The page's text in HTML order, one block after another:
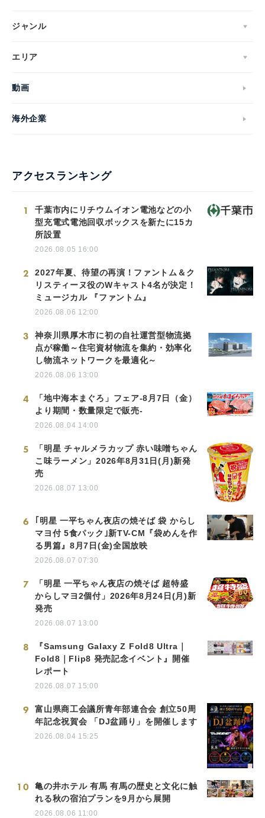
ジャンル
エリア
動画
海外企業
アクセスランキング
1
千葉市内にリチウムイオン電池などの小
型充電式電池回収ボックスを新たに15カ
所設置
2026.08.05 16:00
2
2027年夏、待望の再演！ファントム＆ク
リスティーヌ役のWキャスト4名が決定！
ミュージカル 『ファントム』
2026.08.06 12:00
3
神奈川県厚木市に初の自社運営型物流拠
点が稼働～住宅資材物流を集約・効率化
し物流ネットワークを最適化～
2026.08.06 13:00
4
「地中海本まぐろ」フェア-8月7日（金）
より期間・数量限定で販売-
2026.08.04 14:00
5
「明星 チャルメラカップ 赤い味噌ちゃん
こ味ラーメン」2026年8月31日(月)新発
売
2026.08.07 13:00
6
｢明星 一平ちゃん夜店の焼そば 袋 からし
マヨ付 5食パック｣新TV-CM『袋めんを作
る男篇』8月7日(金)全国放映
2026.08.07 07:30
7
「明星 一平ちゃん夜店の焼そば 超特盛
からしマヨ2個付」2026年8月24日(月)新
発売
2026.08.07 13:00
8
『Samsung Galaxy Z Fold8 Ultra｜
Fold8｜Flip8 発売記念イベント』開催
レポート
2026.08.07 15:00
9
富山県商工会議所青年部連合会 創立50周
年記念祝賀会 「DJ盆踊り」を開催します
2026.08.04 15:25
10
亀の井ホテル 有馬 有馬の歴史と文化に触
れる秋の宿泊プランを9月から展開
2026.08.06 11:00